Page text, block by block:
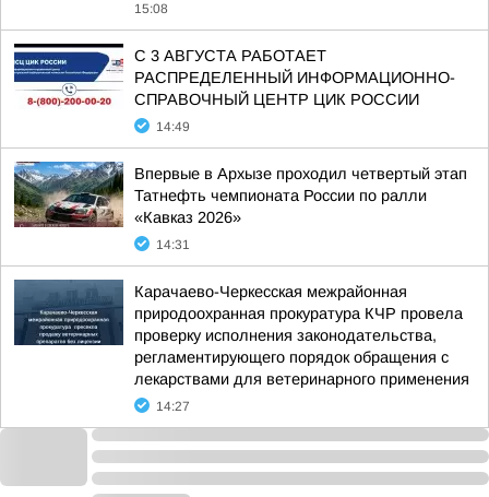
15:08
С 3 АВГУСТА РАБОТАЕТ
РАСПРЕДЕЛЕННЫЙ ИНФОРМАЦИОННО-
СПРАВОЧНЫЙ ЦЕНТР ЦИК РОССИИ
14:49
Впервые в Архызе проходил четвертый этап
Татнефть чемпионата России по ралли
«Кавказ 2026»
14:31
Карачаево-Черкесская межрайонная
природоохранная прокуратура КЧР провела
проверку исполнения законодательства,
регламентирующего порядок обращения с
лекарствами для ветеринарного применения
14:27